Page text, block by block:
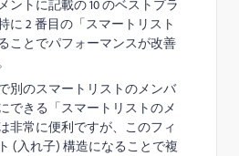
ントに記載の10のベストプラ
に 2 番目の「スマートリスト
ことでパフォーマンスが改善
別のスマートリストのメンバ
できる「スマートリストのメ
非常に便利ですが、このフィ
(入れ子) 構造になることで複